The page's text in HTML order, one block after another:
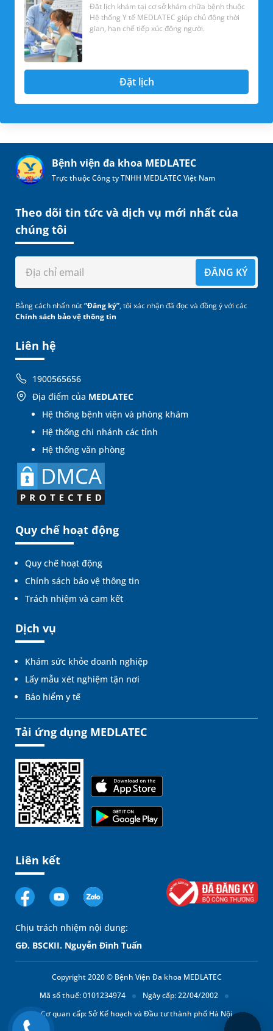
Đặt lịch khám tại cơ sở khám chữa bệnh thuộc
Hệ thống Y tế MEDLATEC giúp chủ động thời
gian, hạn chế tiếp xúc đông người.
Đặt lịch
Bệnh viện đa khoa MEDLATEC
Trực thuộc Công ty TNHH MEDLATEC Việt Nam
Liên hệ
1900565656
Địa điểm của MEDLATEC
Hệ thống bệnh viện và phòng khám
Hệ thống chi nhánh các tỉnh
Hệ thống văn phòng
Quy chế hoạt động
Quy chế hoạt động
Chính sách bảo vệ thông tin
Trách nhiệm và cam kết
Dịch vụ
Khám sức khỏe doanh nghiệp
Lấy mẫu xét nghiệm tận nơi
Bảo hiểm y tế
Theo dõi tin tức và dịch vụ mới nhất của
chúng tôi
ĐĂNG KÝ
Bằng cách nhấn nút“Đăng ký”, tôi xác nhận đã đọc và đồng ý với các
Chính sách bảo vệ thông tin
Tải ứng dụng MEDLATEC
Liên kết
Chịu trách nhiệm nội dung:
GĐ. BSCKII. Nguyễn Đình Tuấn
Copyright 2020 © Bệnh Viện Đa khoa MEDLATEC
Mã số thuế: 0101234974
Ngày cấp: 22/04/2002
Cơ quan cấp: Sở Kế hoạch và Đầu tư thành phố Hà Nội